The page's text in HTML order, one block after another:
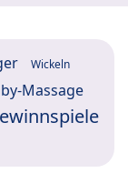
Wickeln
Massage